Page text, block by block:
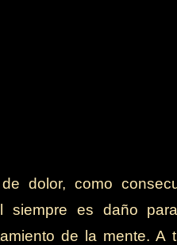
dolor, como
siempre es daño
de la mente. A